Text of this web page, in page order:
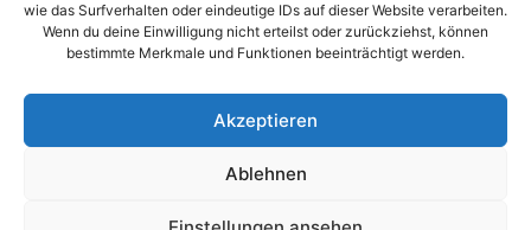
wie das Surfverhalten oder eindeutige IDs auf dieser Website verarbeiten.
Wenn du deine Einwilligung nicht erteilst oder zurückziehst, können
bestimmte Merkmale und Funktionen beeinträchtigt werden.
Akzeptieren
Ablehnen
Cookie Hinweis (EU)